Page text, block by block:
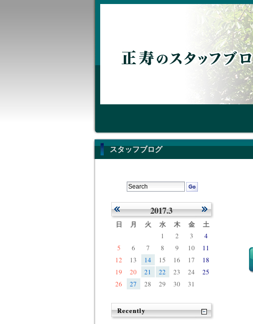
スタッフブログ
2017.3
日 月 火 水 木 金 土
1 2 3
4
5
6 7 8 9 10
11
12
13 14 15 16 17
18
19
20 21 22 23 24
25
26
27 28 29 30 31
Recently